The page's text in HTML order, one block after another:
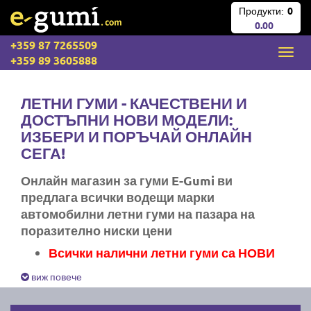
Продукти: 0
0.00
+359 87 7265509
+359 89 3605888
ЛЕТНИ ГУМИ - КАЧЕСТВЕНИ И
ДОСТЪПНИ НОВИ МОДЕЛИ:
ИЗБЕРИ И ПОРЪЧАЙ ОНЛАЙН
СЕГА!
Онлайн магазин за гуми E-Gumi ви
предлага всички водещи марки
автомобилни летни гуми на пазара на
поразително ниски цени
Всички налични летни гуми са НОВИ
Експресна доставка за цяла България
Ние не изпращаме стари гуми
виж повече